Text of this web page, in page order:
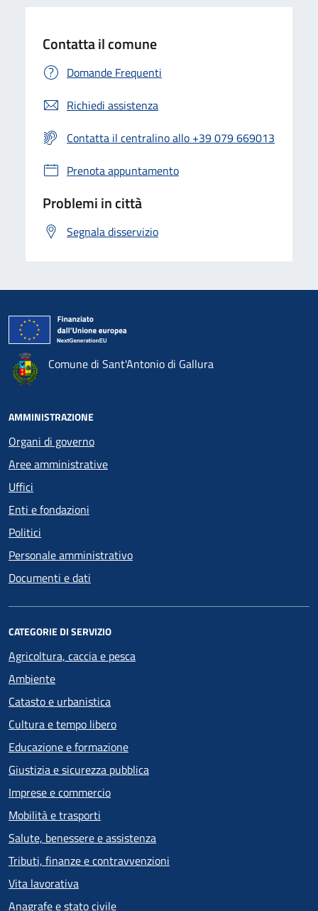
Contatta il comune
Domande Frequenti
Richiedi assistenza
Contatta il centralino allo +39 079 669013
Prenota appuntamento
Problemi in città
Segnala disservizio
Comune di Sant'Antonio di Gallura
AMMINISTRAZIONE
Organi di governo
Aree amministrative
Uffici
Enti e fondazioni
Politici
Personale amministrativo
Documenti e dati
CATEGORIE DI SERVIZIO
Agricoltura, caccia e pesca
Ambiente
Catasto e urbanistica
Cultura e tempo libero
Educazione e formazione
Giustizia e sicurezza pubblica
Imprese e commercio
Mobilità e trasporti
Salute, benessere e assistenza
Tributi, finanze e contravvenzioni
Vita lavorativa
Anagrafe e stato civile